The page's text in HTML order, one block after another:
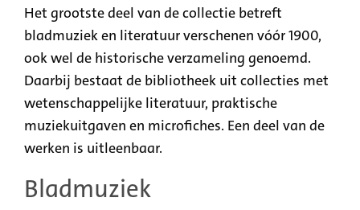
Het grootste deel van de collectie betreft
bladmuziek en literatuur verschenen vóór 1900,
ook wel de historische verzameling genoemd.
Daarbij bestaat de bibliotheek uit collecties met
wetenschappelijke literatuur, praktische
muziekuitgaven en microfiches. Een deel van de
werken is uitleenbaar.
Bladmuziek